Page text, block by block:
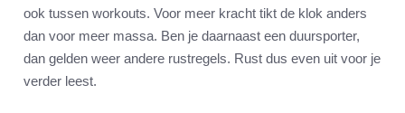
ook tussen workouts. Voor meer kracht tikt de klok anders
dan voor meer massa. Ben je daarnaast een duursporter,
dan gelden weer andere rustregels. Rust dus even uit voor je
verder leest.